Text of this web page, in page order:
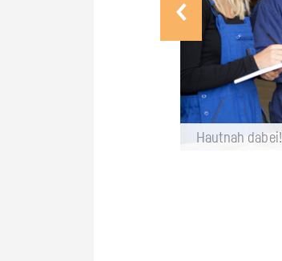
Haut­nah dabei!